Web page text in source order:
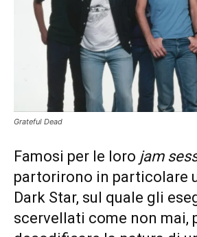
Grateful Dead
Famosi per le loro jam
partorirono in particolare
Dark Star, sul quale gli
scervellati come non mai,